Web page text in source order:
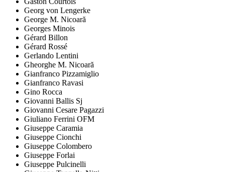
Georg von Lengerke
George M. Nicoară
Georges Minois
Gérard Billon
Gérard Rossé
Gerlando Lentini
Gheorghe M. Nicoară
Gianfranco Pizzamiglio
Gianfranco Ravasi
Gino Rocca
Giovanni Ballis Sj
Giovanni Cesare Pagazzi
Giuliano Ferrini OFM
Giuseppe Caramia
Giuseppe Cionchi
Giuseppe Colombero
Giuseppe Forlai
Giuseppe Pulcinelli